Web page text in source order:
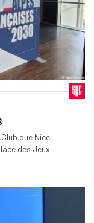
que Nice
des Jeux